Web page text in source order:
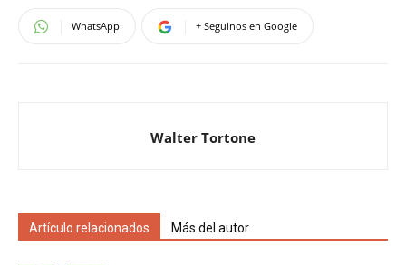
WhatsApp + Seguinos en Google
Walter Tortone
Artículo relacionados Más del autor